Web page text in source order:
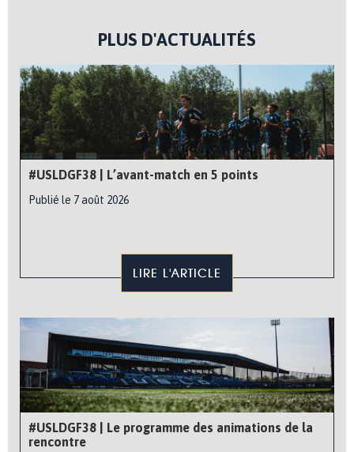
PLUS D'ACTUALITÉS
#USLDGF38 | L’avant-match en 5 points
Publié le 7 août 2026
LIRE L'ARTICLE
#USLDGF38 | Le programme des animations de la
rencontre